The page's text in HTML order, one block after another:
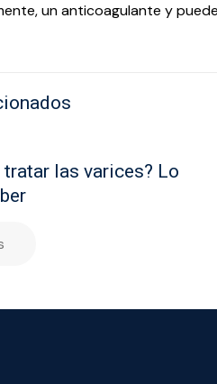
un anticoagulante y
las varices? Lo